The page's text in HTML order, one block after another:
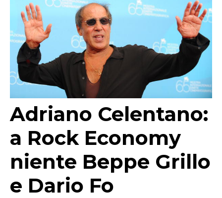
Adriano Celentano:
a Rock Economy
niente Beppe Grillo
e Dario Fo